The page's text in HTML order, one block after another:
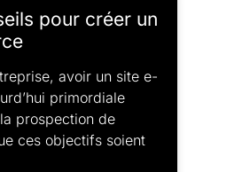
pour créer un
avoir un site e-
primordiale
prospection de
ces objectifs soient